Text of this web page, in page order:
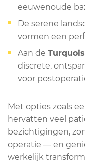
eeuwenoude
De serene
vormen een
Aan de
discrete,
voor
Met opties zoals
hervatten veel
bezichtigingen,
operatie — en
werkelijk